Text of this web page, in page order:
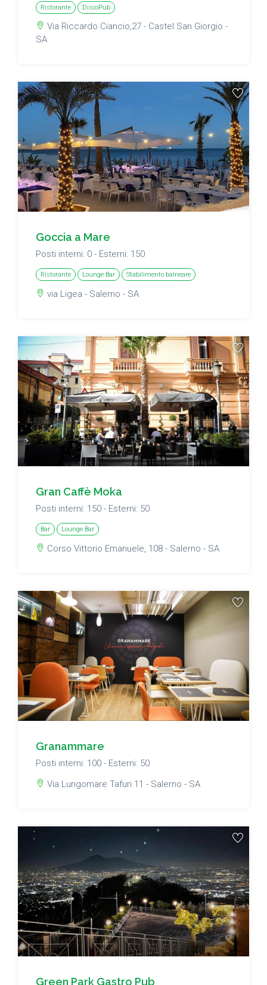
Ristorante DiscoPub
Via Riccardo Ciancio,27 - Castel San Giorgio -
SA
Goccia a Mare
Posti interni: 0 - Esterni: 150
Ristorante Lounge Bar Stabilimento balneare
via Ligea - Salerno - SA
Gran Caffè Moka
Posti interni: 150 - Esterni: 50
Bar Lounge Bar
Corso Vittorio Emanuele, 108 - Salerno - SA
Granammare
Posti interni: 100 - Esterni: 50
Via Lungomare Tafuri 11 - Salerno - SA
Green Park Gastro Pub